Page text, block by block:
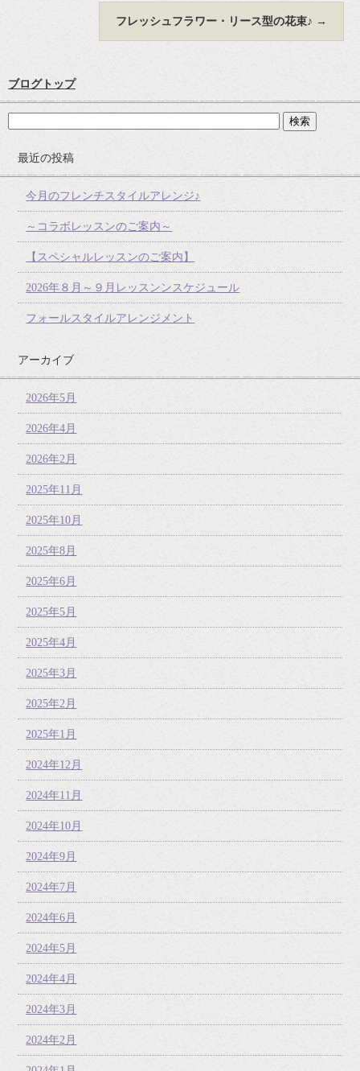
フレッシュフラワー・リース型の花束♪ →
ブログトップ
最近の投稿
今月のフレンチスタイルアレンジ♪
～コラボレッスンのご案内～
【スペシャルレッスンのご案内】
2026年８月～９月レッスンンスケジュール
フォールスタイルアレンジメント
アーカイブ
2026年5月
2026年4月
2026年2月
2025年11月
2025年10月
2025年8月
2025年6月
2025年5月
2025年4月
2025年3月
2025年2月
2025年1月
2024年12月
2024年11月
2024年10月
2024年9月
2024年7月
2024年6月
2024年5月
2024年4月
2024年3月
2024年2月